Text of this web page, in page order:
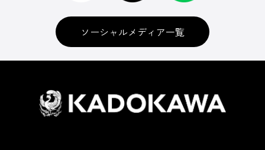
ソーシャルメディア一覧